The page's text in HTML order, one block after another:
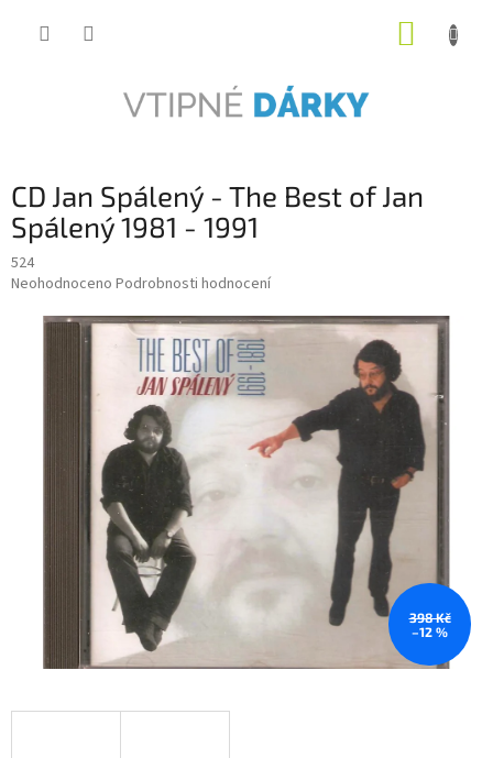
CD Jan Spálený - The Best of Jan
Spálený 1981 - 1991
524
Průměrné
produktu
Neohodnoceno Podrobnosti hodnocení
398 Kč
–12 %